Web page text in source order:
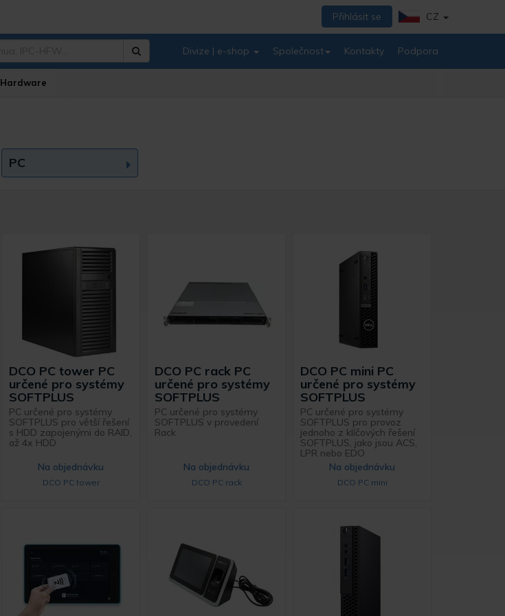
Přihlásit se CZ
Divize | e-shop Společnost Kontakty Podpora
Hardware
PC
DCO PC tower PC
určené pro systémy
SOFTPLUS
PC určené pro systémy
SOFTPLUS pro větší řešení
s HDD zapojenými do RAID,
až 4x HDD
Na objednávku
DCO PC tower
DCO PC rack PC
určené pro systémy
SOFTPLUS
PC určené pro systémy
SOFTPLUS v provedení
Rack
Na objednávku
DCO PC rack
DCO PC mini PC
určené pro systémy
SOFTPLUS
PC určené pro systémy
SOFTPLUS pro provoz
jednoho z klíčových řešení
SOFTPLUS, jako jsou ACS,
LPR nebo EDO
Na objednávku
DCO PC mini